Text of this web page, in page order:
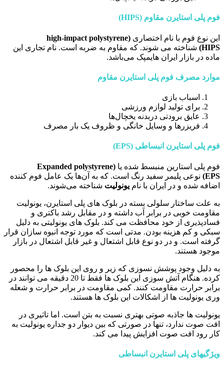
فوم پلی استایرن مقاوم (HIPS)
این نوع فوم با نام اختصاری high-impact polystyrene)
HIPS) شناخته می شوند. که مقاوم به ضربه است. نام تجاری این
ماده در بازار ایران هایمپک می‌باشد.
موارد مصرف فوم پلی استایرن مقاوم
اسباب بازی
برای تولید لوازم ورزشی
عایق برودتی دربدنه یخچال‌ها
فریزرها و وسایل خانگی و ظروف یک بار مصرف
فوم پلی استایرن انبساطی (EPS)
فوم پلی استارین منبسط شده یا Expanded polystyrene)
EPS) نوعی پلیمر سفید رنگ است. که به آن‌ها یک عامل فوم‌ کننده
اضافه شده و در ایران با نام یونولیت شناخته می‌شوند.
به علت ساختار سلولی بسته در بلوک های پلی استایرن، یونولیت
مقاومت خوبی در برابر آب داشته و در مقابل رشد باکتری و
فسادپذیری از خود محافظت می کند. بلوک های یونولیتی به دلیل
سبکی و کم هزینه بودن. مدتی است که مورد توجه انبوه سازان قرار
گرفته است. و در دو نوع قابل اشتعال و غیر قابل اشتعال در بازار
موجود هستند.
به دلیل وجود پوشش نسوزی که زیر و روی این بلوک ها را محصور
کرده. هنگام آتش سوزی این بلوک ها فقط تا 20 دقیقه می توانند در
برابر حرارت مقاومت کنند. کمی مقاومت در برابر حرارت و شعله
وری یونولیت ها از اشکالات این بلوک ها هستند.
یونولیت ها جاذبه صوتی بهتری نسبت به بتن است. اما تاثیری در
افت صوت ندارد، تنها در صورتی که بین دیوار دو جداره یونولیت به
کار رود افت صوت افزایش پیدا می کند.
ویژگیهای پلی استایرن انبساطی